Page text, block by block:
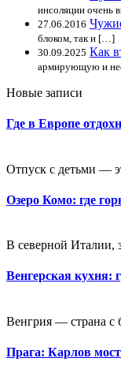
инсоляции очень
27.06.2016
блоком, так и […]
30.09.2025 Как
армирующую и
Новые записи
Где в Европе
Отпуск с детьми —
Озеро Комо: где
В северной Италии,
Венгерская кухня:
Венгрия — страна с
Прага: Карлов